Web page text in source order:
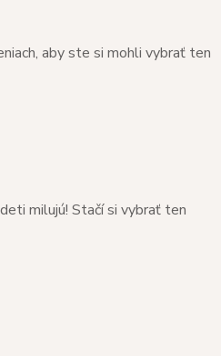
aby ste si mohli vybrať ten
milujú! Stačí si vybrať ten